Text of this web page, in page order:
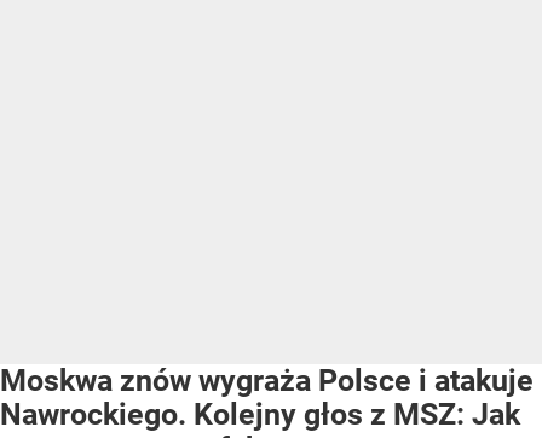
Moskwa znów wygraża Polsce i atakuje
Nawrockiego. Kolejny głos z MSZ: Jak